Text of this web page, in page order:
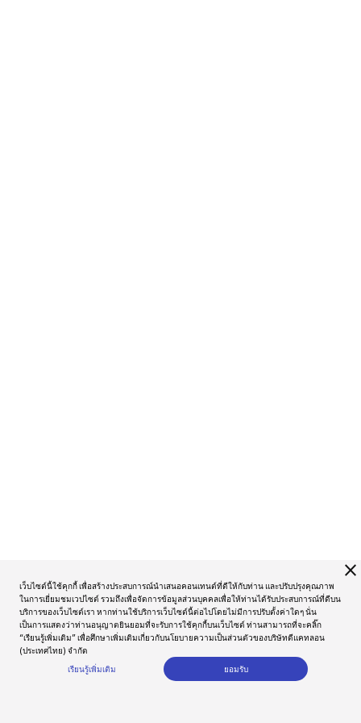
close
เว็บไซต์นี้ใช้คุกกี้ เพื่อสร้างประสบการณ์นำเสนอคอนเทนต์ที่ดีให้กับท่าน และปรับปรุงคุณภาพ
ในการเยี่ยมชมเวปไซต์ รวมถึงเพื่อจัดการข้อมูลส่วนบุคคลเพื่อให้ท่านได้รับประสบการณ์ที่ดีบน
บริการของเว็บไซต์เรา หากท่านใช้บริการเว็บไซต์นี้ต่อไปโดยไม่มีการปรับตั้งค่าใดๆ นั่น
เป็นการแสดงว่าท่านอนุญาตยินยอมที่จะรับการใช้คุกกี้บนเว็บไซต์ ท่านสามารถที่จะคลิ๊ก
“เรียนรู้เพิ่มเติม” เพื่อศึกษาเพิ่มเติมเกี่ยวกับนโยบายความเป็นส่วนตัวของบริษัทดีแคทลอน
(ประเทศไทย) จำกัด
เรียนรู้เพิ่มเติม
ยอมรับ